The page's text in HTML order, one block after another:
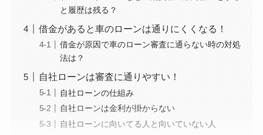
と履歴は残る？
借金があると車のローンは通りにくくなる！
借金が原因で車のローン審査に通らない時の対処
法は？
自社ローンは審査に通りやすい！
自社ローンの仕組み
自社ローンは金利が掛からない
自社ローンに向いてる人と向いていない人